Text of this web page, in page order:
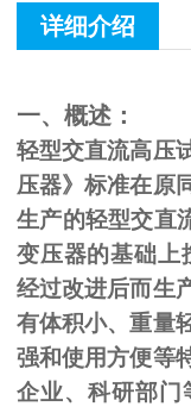
详细介绍
一、概述：
轻型交直流高压
压器》标准在原
生产的轻型交直
变压器的基础上
经过改进后而生
有体积小、重量
强和使用方便等
企业、科研部门